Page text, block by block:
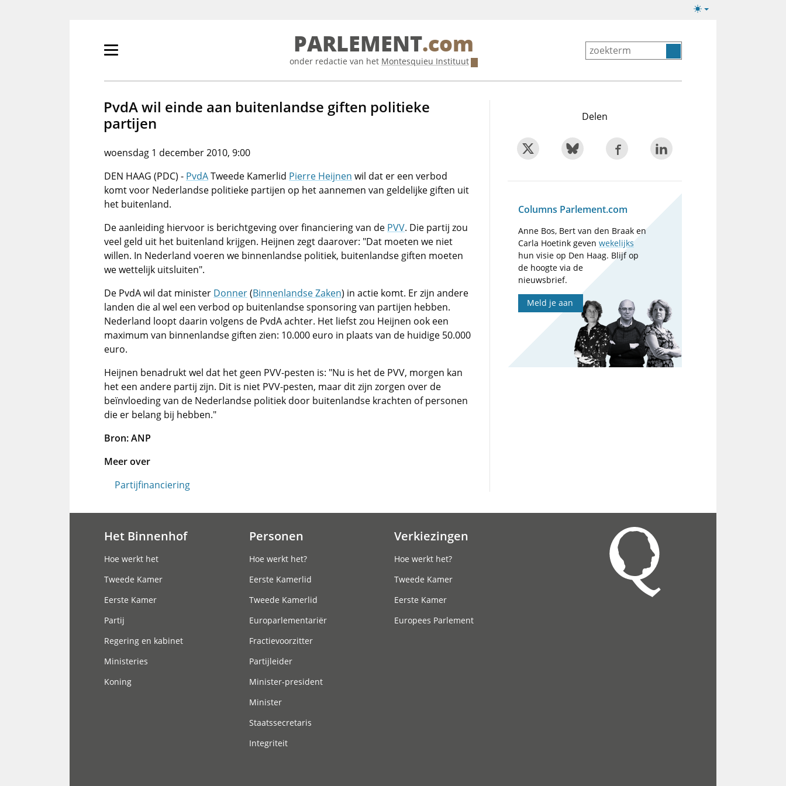
Lichte/donkere
Primair
tonen/verbergen
PARLEMENT.com
onder redactie van het Montesquieu Instituut
PvdA wil einde aan buitenlandse giften politieke
partijen
woensdag 1 december 2010, 9:00
DEN HAAG (PDC) - PvdATweede Kamerlid Pierre Heijnen wil dat er een verbod
komt voor Nederlandse politieke partijen op het aannemen van geldelijke giften uit
het buitenland.
De aanleiding hiervoor is berichtgeving over financiering van de PVV. Die partij zou
veel geld uit het buitenland krijgen. Heijnen zegt daarover: "Dat moeten we niet
willen. In Nederland voeren we binnenlandse politiek, buitenlandse giften moeten
we wettelijk uitsluiten".
De PvdA wil dat minister Donner(Binnenlandse Zaken) in actie komt. Er zijn andere
landen die al wel een verbod op buitenlandse sponsoring van partijen hebben.
Nederland loopt daarin volgens de PvdA achter. Het liefst zou Heijnen ook een
maximum van binnenlandse giften zien: 10.000 euro in plaats van de huidige 50.000
euro.
Heijnen benadrukt wel dat het geen PVV-pesten is: "Nu is het de PVV, morgen kan
het een andere partij zijn. Dit is niet PVV-pesten, maar dit zijn zorgen over de
beïnvloeding van de Nederlandse politiek door buitenlandse krachten of personen
die er belang bij hebben."
Bron: ANP
Meer over
Partijfinanciering
Delen
Columns Parlement.com
Anne Bos, Bert van den Braak en
Carla Hoetink gevenwekelijks
hun visie op Den Haag. Blijf op
de hoogte via de
nieuwsbrief.
Meld je aan
Het Binnenhof
Hoe werkt het
Tweede Kamer
Eerste Kamer
Partij
Regering en kabinet
Ministeries
Koning
Personen
Hoe werkt het?
Eerste Kamerlid
Tweede Kamerlid
Europarlementariër
Fractievoorzitter
Partijleider
Minister-president
Minister
Staatssecretaris
Integriteit
Verkiezingen
Hoe werkt het?
Tweede Kamer
Eerste Kamer
Europees Parlement